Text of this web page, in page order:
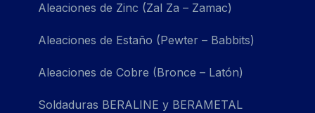
Aleaciones de Zinc (Zal Za – Zamac)
Aleaciones de Estaño (Pewter – Babbits)
Aleaciones de Cobre (Bronce – Latón)
Soldaduras BERALINE y BERAMETAL